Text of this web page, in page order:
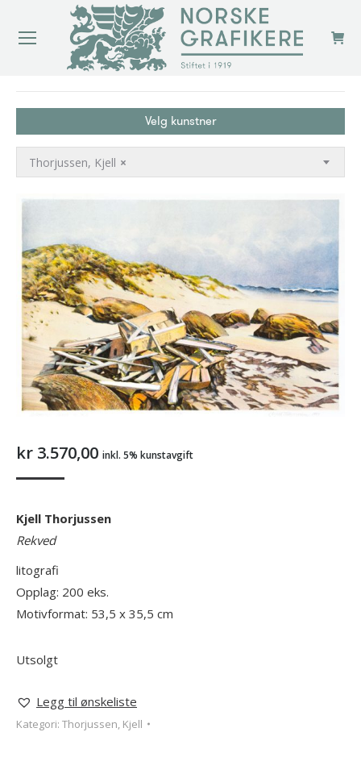
Velg kunstner
×
Thorjussen, Kjell
kr 3.570,00 inkl. 5% kunstavgift
Kjell Thorjussen
Rekved
litografi
Opplag: 200 eks.
Motivformat: 53,5 x 35,5 cm
Utsolgt
Legg til ønskeliste
Kategori: Thorjussen, Kjell